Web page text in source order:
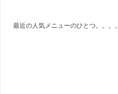
最近の人気メニューのひとつ。。。。